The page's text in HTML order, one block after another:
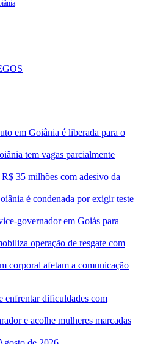
em Goiânia é liberada para o
tem vagas parcialmente
35 milhões com adesivo da
é condenada por exigir teste
governador em Goiás para
operação de resgate com
corporal afetam a comunicação
enfrentar dificuldades com
e acolhe mulheres marcadas